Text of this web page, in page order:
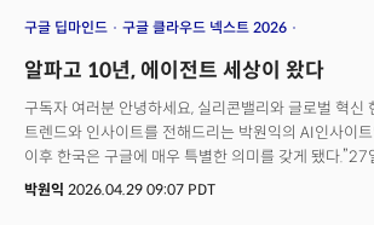
구글 딥마인드
구글 클라우드 넥스트 2026
제미나이 엔터프라이즈 에이전트 플랫폼
알파고 10년, 에이전트 세상이 왔다
구독자 여러분 안녕하세요, 실리콘밸리와 글로벌 혁신
트렌드와 인사이트를 전해드리는 박원익의 AI인사이
이후 한국은 구글에 매우 특별한 의미를 갖게 됐다.”27
포시즌스 호텔. 구글 딥마인드 설립자이자 노벨 화학상
박원익 2026.04.29 09:07 PDT